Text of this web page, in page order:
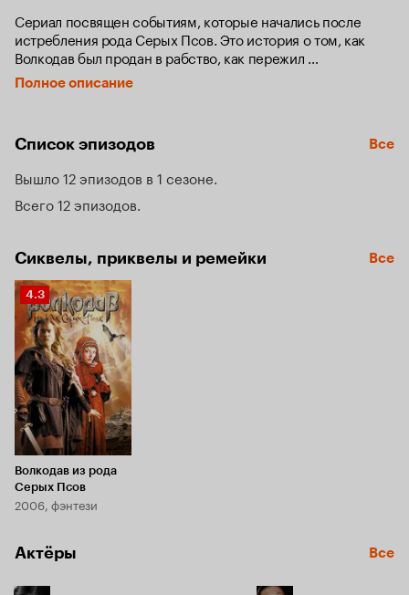
Сериал посвящен событиям, которые начались после
истребления рода Серых Псов. Это история о том, как
Волкодав был продан в рабство, как пережил
изнурительную каторгу в Самоцветных горах и как после
поединка с надсмотрщиком Волком выбрался на свободу.
Полное описание
Список эпизодов Все
Вышло 12 эпизодов в 1 сезоне
Всего 12 эпизодов
Сиквелы, приквелы и ремейки Все
Рейтинг
Кинопоиска
4.3
4.3
Волкодав из рода
Серых Псов
2006, фэнтези
Актёры Все